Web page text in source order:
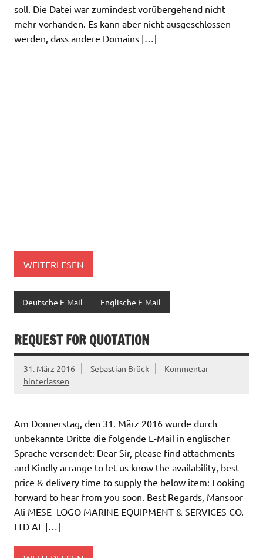
soll. Die Datei war zumindest vorübergehend nicht
mehr vorhanden. Es kann aber nicht ausgeschlossen
werden, dass andere Domains […]
WEITERLESEN
Deutsche E-Mail Englische E-Mail
REQUEST FOR QUOTATION
31. März 2016 Sebastian Brück
Kommentar
hinterlassen
Am Donnerstag, den 31. März 2016 wurde durch
unbekannte Dritte die folgende E-Mail in englischer
Sprache versendet: Dear Sir, please find attachments
and Kindly arrange to let us know the availability, best
price & delivery time to supply the below item: Looking
forward to hear from you soon. Best Regards, Mansoor
Ali MESE_LOGO MARINE EQUIPMENT & SERVICES CO.
LTD AL […]